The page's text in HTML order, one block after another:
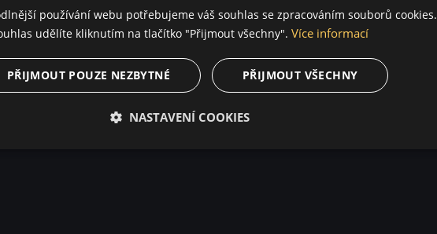
používání webu potřebujeme váš souhlas se zpracováním souborů cookies.
udělíte kliknutím na tlačítko "Přijmout všechny". Více informací
PŘIJMOUT VŠECHNY
PŘIJMOUT POUZE NEZBYTNÉ
NASTAVENÍ COOKIES